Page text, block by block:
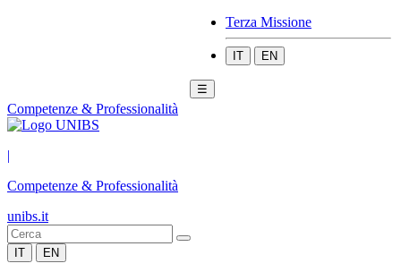
Terza Missione
IT EN
☰
Competenze & Professionalità
|
Competenze & Professionalità
unibs.it
IT EN